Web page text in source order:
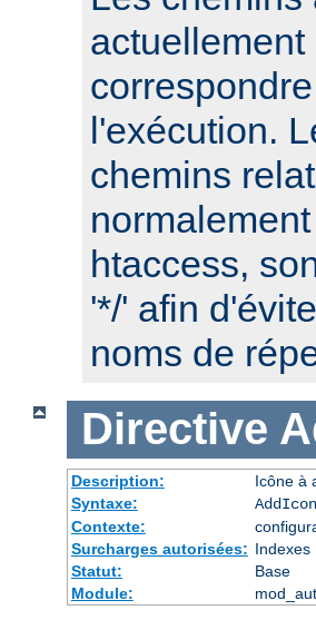
l'exécution.
chemins
htaccess,
'*/' afin
noms de
Directive
Description:
Icône à
Syntaxe:
AddIcon
Contexte:
Surcharges autorisées: Indexes
Statut:
Base
Module: